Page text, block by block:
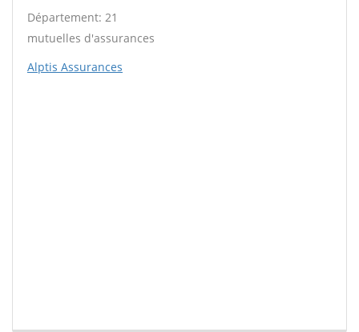
Département: 21
mutuelles d'assurances
Alptis Assurances